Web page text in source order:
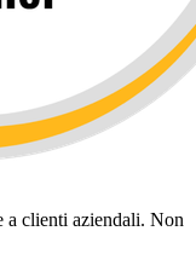
a clienti aziendali. Non